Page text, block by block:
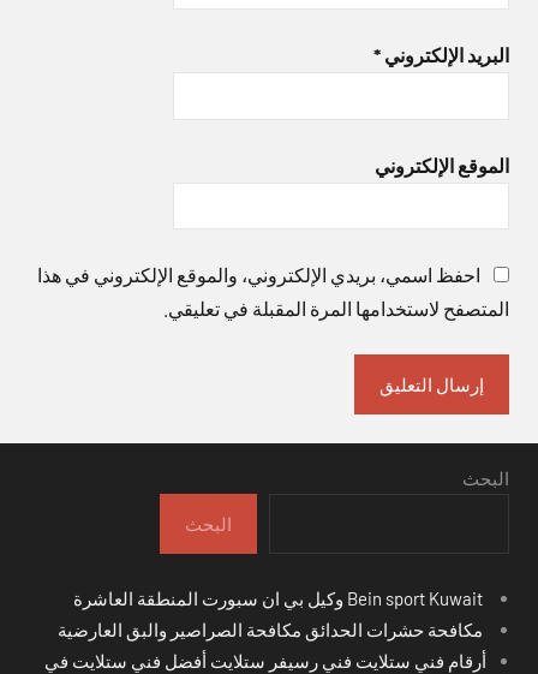
البريد الإلكتروني *
الموقع الإلكتروني
احفظ اسمي، بريدي الإلكتروني، والموقع الإلكتروني في هذا
المتصفح لاستخدامها المرة المقبلة في تعليقي.
البحث
البحث
مكافحة حشرات الحدائق مكافحة الصراصير والبق العارضية
أرقام فني ستلايت فني رسيفر ستلايت أفضل فني ستلايت في